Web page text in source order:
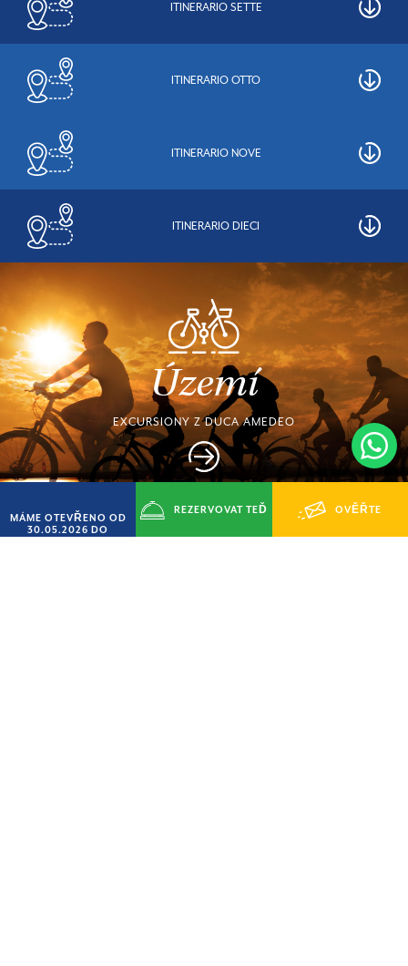
ITINERARIO SETTE
ITINERARIO OTTO
ITINERARIO NOVE
ITINERARIO DIECI
Území
EXCURSIONY Z DUCA AMEDEO
MÁME OTEVŘENO OD
30.05.2026 DO
14.09.2026
REZERVOVAT TEĎ OVĚŘTE